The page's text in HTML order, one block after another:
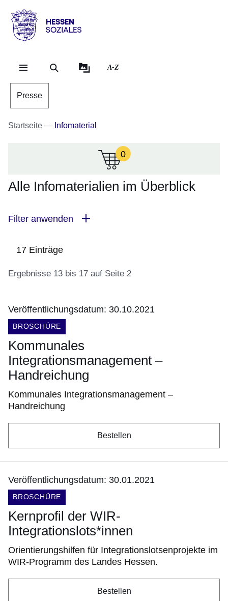
Hessen
Sozial
A-Z
Presse
Startseite Infomaterial
0:Zur
sind
keine
Alle Infomaterialien im Überblick
Filter anwenden
17 Einträge
Ergebnisse 13 bis 17 auf Seite 2
:17
Ergebnisse:Ergebnisse
13
bis
17
Seite
2
Veröffentlichungsdatum: 30.10.2021
DOKUMENTENART:
BROSCHÜRE
Kommunales
Integrationsmanagement –
Handreichung
Kommunales Integrationsmanagement –
Handreichung
Bestellen
Veröffentlichungsdatum: 30.01.2021
DOKUMENTENART:
BROSCHÜRE
Kernprofil der WIR-
Integrationslots*innen
Orientierungshilfen für Integrationslotsenprojekte im
WIR-Programm des Landes Hessen.
Bestellen